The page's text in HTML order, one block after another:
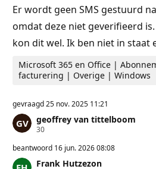
Er wordt geen SMS gestuurd
omdat deze niet geverifieerd
kon dit wel. Ik ben niet in staat
Microsoft 365 en Office |
facturering | Overige | Windows
gevraagd25 nov. 2025 11:21
geoffrey van tittelboom
30R
p
t
beantwoord 16 jun. 2026 08:08
Frank Hutzezon